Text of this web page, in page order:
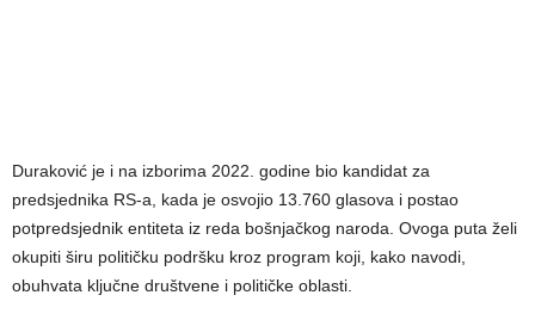
Duraković je i na izborima 2022. godine bio kandidat za
predsjednika RS-a, kada je osvojio 13.760 glasova i postao
potpredsjednik entiteta iz reda bošnjačkog naroda. Ovoga puta želi
okupiti širu političku podršku kroz program koji, kako navodi,
obuhvata ključne društvene i političke oblasti.